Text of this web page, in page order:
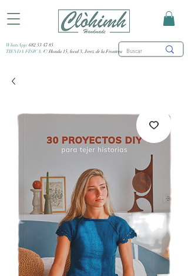
WhatsApp: 682 53 47 85
TIENDA FÍSICA: C/ Honda 15, local 3, Jerez de la Frontera